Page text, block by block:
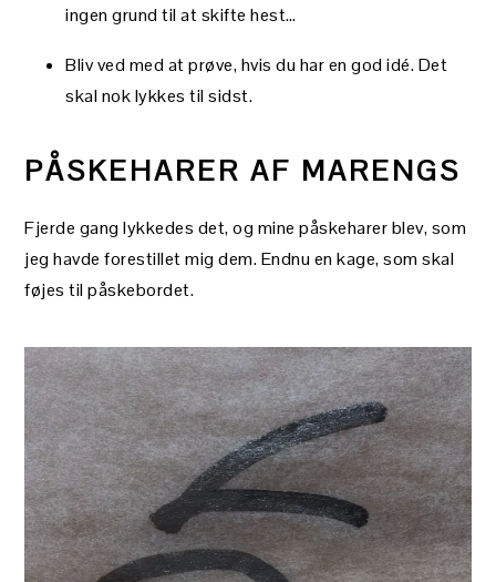
ingen grund til at skifte hest…
Bliv ved med at prøve, hvis du har en god idé. Det
skal nok lykkes til sidst.
PÅSKEHARER AF MARENGS
Fjerde gang lykkedes det, og mine påskeharer blev, som
jeg havde forestillet mig dem. Endnu en kage, som skal
føjes til påskebordet.